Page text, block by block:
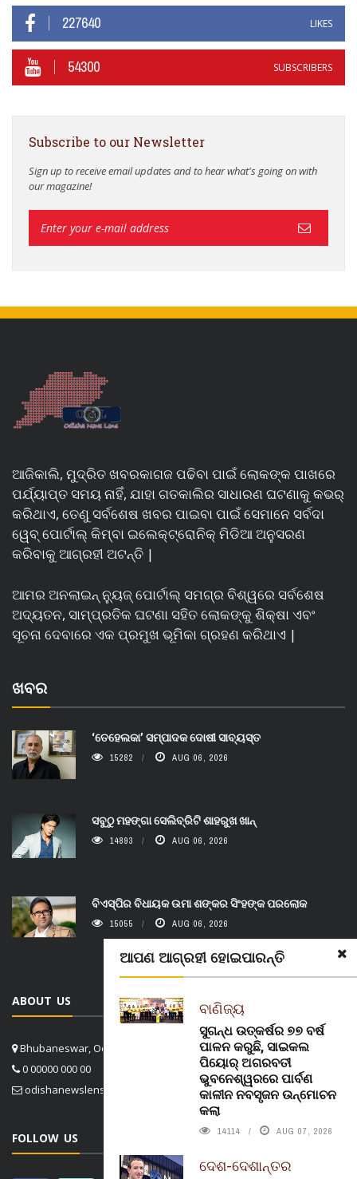
ଆପଣ ଆଗ୍ରହୀ ହୋଇପାରନ୍ତି
ବାଣିଜ୍ୟ
ସୁଗନ୍ଧ ଉତ୍କର୍ଷର ୭୭ ବର୍ଷ
ପାଳନ କରୁଛି, ସାଇକଲ
ପିୟୋର୍‌ ଅଗରବତୀ
ଭୁବନେଶ୍ୱରରେ ପାର୍ବଣ
କାଳୀନ ନବସୃଜନ ଉନ୍ମୋଚନ
କଲା
14114 AUG 07, 2026
ଦେଶ-ଦେଶାନ୍ତର
227640 LIKES
54300 SUBSCRIBERS
Subscribe to our Newsletter
Sign up to receive email updates and to hear what's going on with
our magazine!
ଆଜିକାଲି, ମୁଦ୍ରିତ ଖବରକାଗଜ ପଢିବା ପାଇଁ ଲୋକଙ୍କ ପାଖରେ
ପର୍ଯ୍ୟାପ୍ତ ସମୟ ନାହିଁ, ଯାହା ଗତକାଲିର ସାଧାରଣ ଘଟଣାକୁ କଭର୍
କରିଥାଏ, ତେଣୁ ସର୍ବଶେଷ ଖବର ପାଇବା ପାଇଁ ସେମାନେ ସର୍ବଦା
ୱେବ୍ ପୋର୍ଟାଲ୍ କିମ୍ବା ଇଲେକ୍ଟ୍ରୋନିକ୍ ମିଡିଆ ଅନୁସରଣ
କରିବାକୁ ଆଗ୍ରହୀ ଅଟନ୍ତି |
ଆମର ଅନଲାଇନ୍ ନ୍ୟୁଜ୍ ପୋର୍ଟାଲ୍ ସମଗ୍ର ବିଶ୍ୱରେ ସର୍ବଶେଷ
ଅଦ୍ୟତନ, ସାମ୍ପ୍ରତିକ ଘଟଣା ସହିତ ଲୋକଙ୍କୁ ଶିକ୍ଷା ଏବଂ
ସୂଚନା ଦେବାରେ ଏକ ପ୍ରମୁଖ ଭୂମିକା ଗ୍ରହଣ କରିଥାଏ |
ଖବର
‘ତେହେଲକା’ ସମ୍ପାଦକ ଦୋଷୀ ସାବ୍ୟସ୍ତ
15282 AUG 06, 2026
ସବୁଠୁ ମହଙ୍ଗା ସେଲିବ୍ରିଟି ଶାହରୁଖ ଖାନ୍
14893 AUG 06, 2026
ବିଏସ୍‌ପିର ବିଧାୟକ ଉମା ଶଙ୍କର ସିଂହଙ୍କ ପରଲୋକ
15055 AUG 06, 2026
ABOUT US
Bhubaneswar, Odisha, India
0 00000 000 00
odishanewslens@gmail.com
FOLLOW US